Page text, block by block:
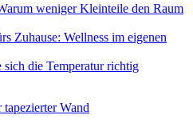
weniger Kleinteile den Raum
Zuhause: Wellness im eigenen
die Temperatur richtig